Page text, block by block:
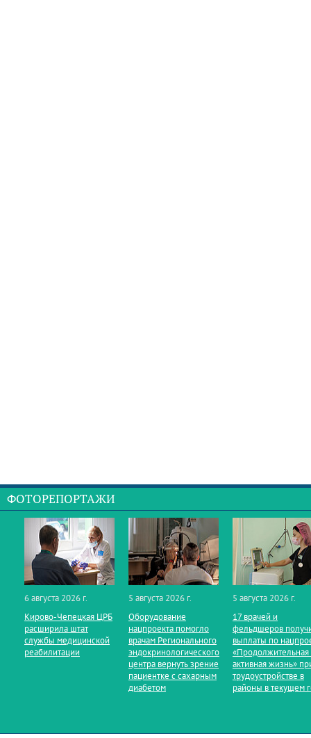
ФОТОРЕПОРТАЖИ
6 августа 2026 г.
Кирово‑Чепецкая ЦРБ
расширила штат
службы медицинской
реабилитации
5 августа 2026 г.
Оборудование
нацпроекта помогло
врачам Регионального
эндокринологического
центра вернуть зрение
пациентке с сахарным
диабетом
5 августа 2026 г.
17 врачей и
фельдшеров
выплаты по
«Продолжительная
активная жизнь»
трудоустройстве в
районы в текущем